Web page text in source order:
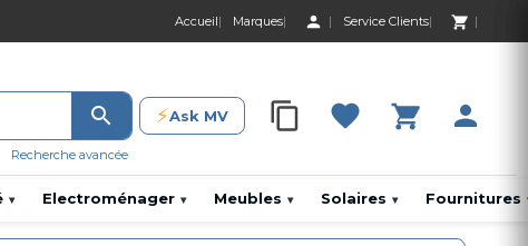
Accueil Marques Service Clients
0 Produit 0,00
Recherche avancée
⚡Ask MV 0 Produit 0,00 DH
▾ Electroménager ▾ Meubles ▾ Solaires ▾ Fournitures